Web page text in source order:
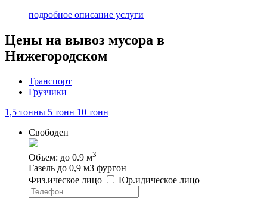
подробное описание услуги
Цены на вывоз мусора в
Нижегородском
Транспорт
Грузчики
1,5 тонны 5 тонн 10 тонн
Свободен
Объем: до 0.9 м3
Газель до 0,9 м3 фургон
Физ.ическое лицо Юр.идическое лицо